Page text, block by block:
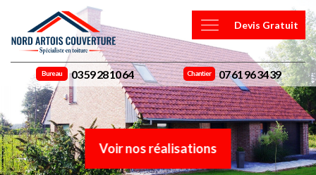
Devis Gratuit
Bureau 03 59 28 10 64 Chantier 07 61 96 34 39
Voir nos réalisations